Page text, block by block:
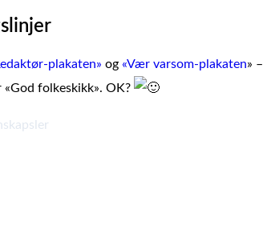
plakaten» og «Vær varsom-plakaten» –
«God folkeskikk». OK?